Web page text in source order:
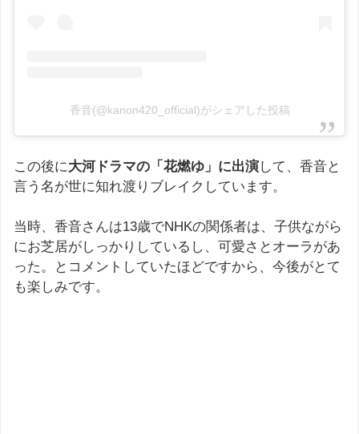
香音(@kanon420_official)がシェアした投稿
この後に大河ドラマの「花燃ゆ」に出演して、香音と
言う名が世に知れ渡りブレイクしています。
当時、香音さんは13歳でNHKの関係者は、子供ながら
にお芝居がしっかりしているし、可愛さとオーラがあ
った。とコメントしていたほどですから、今後がとて
も楽しみです。